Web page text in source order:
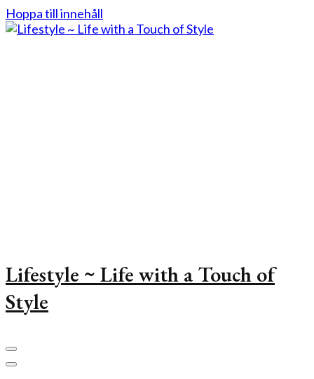
Hoppa till innehåll
Lifestyle ~ Life with a Touch of
Style